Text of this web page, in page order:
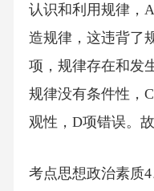
认识和利用规律，
造规律，这违背了
项，规律存在和发
规律没有条件性，
观性，D项错误。故
考点思想政治素质